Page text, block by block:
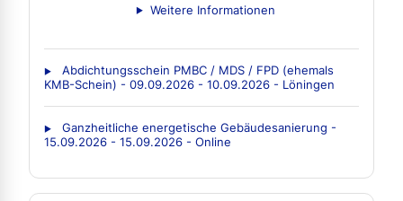
Weitere Informationen
Abdichtungsschein PMBC / MDS / FPD (ehemals
KMB-Schein) - 09.09.2026 - 10.09.2026 - Löningen
Ganzheitliche energetische Gebäudesanierung -
15.09.2026 - 15.09.2026 - Online